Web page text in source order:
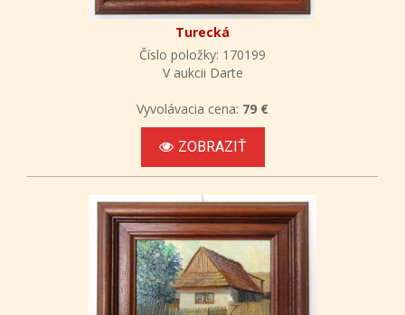
Turecká
Číslo položky: 170199
V aukcii Darte
Vyvolávacia cena: 79 €
ZOBRAZIŤ